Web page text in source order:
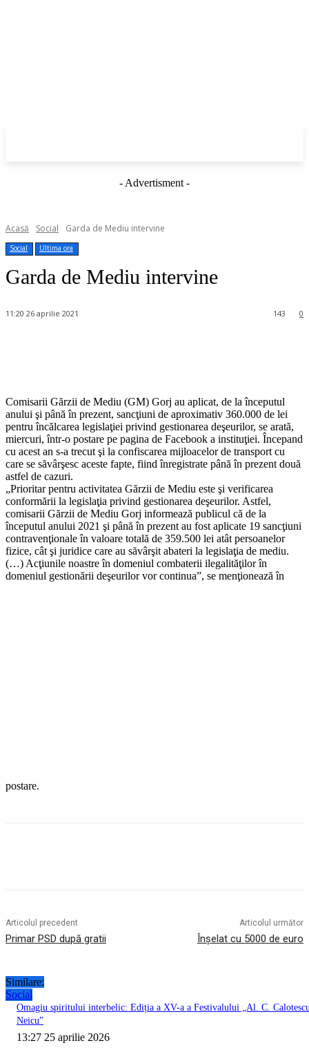
- Advertisment -
Acasă Social Garda de Mediu intervine
Social Ultima ora
Garda de Mediu intervine
11:20 26 aprilie 2021 0
143
Comisarii Gărzii de Mediu (GM) Gorj au aplicat, de la începutul
anului şi până în prezent, sancţiuni de aproximativ 360.000 de lei
pentru încălcarea legislaţiei privind gestionarea deşeurilor, se arată,
miercuri, într-o postare pe pagina de Facebook a instituţiei. Începand
cu acest an s-a trecut şi la confiscarea mijloacelor de transport cu
care se săvârşesc aceste fapte, fiind înregistrate până în prezent două
astfel de cazuri.
„Prioritar pentru activitatea Gărzii de Mediu este şi verificarea
conformării la legislaţia privind gestionarea deşeurilor. Astfel,
comisarii Gărzii de Mediu Gorj informează publicul că de la
începutul anului 2021 şi până în prezent au fost aplicate 19 sancţiuni
contravenţionale în valoare totală de 359.500 lei atât persoanelor
fizice, cât şi juridice care au săvârşit abateri la legislaţia de mediu.
(…) Acţiunile noastre în domeniul combaterii ilegalităţilor în
domeniul gestionării deşeurilor vor continua”, se menţionează în
postare.
Articolul precedent
Primar PSD după gratii
Articolul următor
Înșelat cu 5000 de euro
Similare:
Social
Omagiu spiritului interbelic: Ediția a XV-a a Festivalului „Al. C.
Neicu”
13:27 25 aprilie 2026